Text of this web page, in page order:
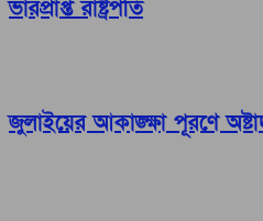
ভারপ্রাপ্ত রাষ্ট্রপতি
জুলাইয়ের আকাঙ্ক্ষা পূরণে